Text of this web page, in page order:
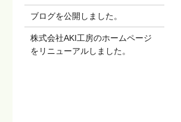
ブログを公開しました。
株式会社AKI工房のホームページ
をリニューアルしました。